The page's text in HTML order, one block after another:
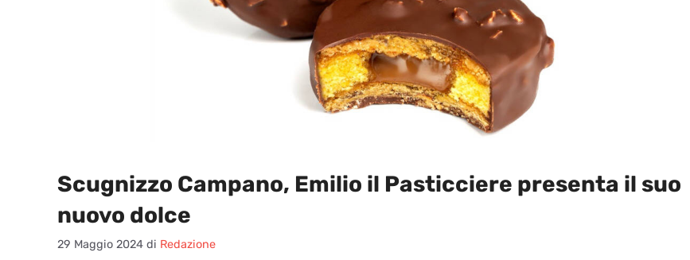
Scugnizzo Campano, Emilio il Pasticciere presenta il suo
nuovo dolce
29 Maggio 2024 di Redazione